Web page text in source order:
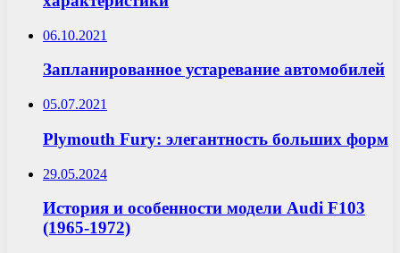
06.10.2021
Запланированное устаревание автомобилей
05.07.2021
Plymouth Fury: элегантность больших форм
29.05.2024
История и особенности модели Audi F103
(1965-1972)